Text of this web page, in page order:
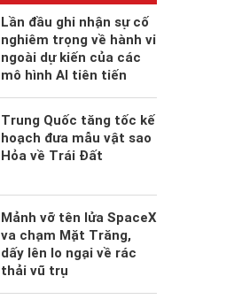
Lần đầu ghi nhận sự cố
nghiêm trọng về hành vi
ngoài dự kiến của các
mô hình AI tiên tiến
Trung Quốc tăng tốc kế
hoạch đưa mẫu vật sao
Hỏa về Trái Đất
Mảnh vỡ tên lửa SpaceX
va chạm Mặt Trăng,
dấy lên lo ngại về rác
thải vũ trụ